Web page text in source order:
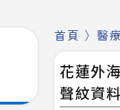
首頁 〉 醫
花蓮外
聲紋資